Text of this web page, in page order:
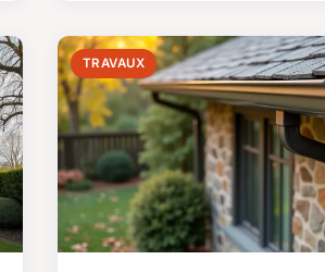
TRAVAUX